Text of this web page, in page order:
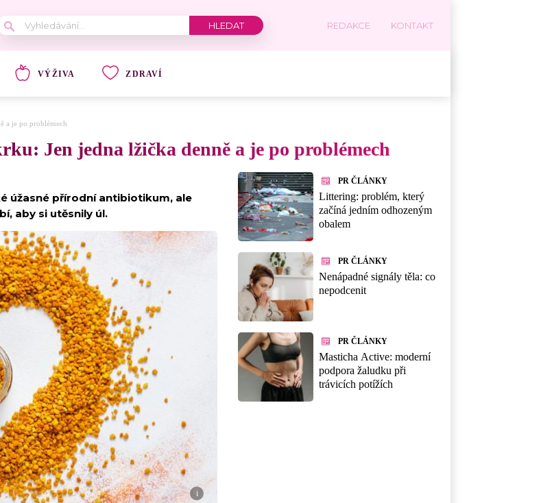
REDAKCE KONTAKT
VÝŽIVA ZDRAVÍ
a je po problémech
Jen jedna lžička denně a je po problémech
úžasné přírodní antibiotikum, ale
aby si utěsnily úl.
i
PR ČLÁNKY
Littering: problém, který
začíná jedním odhozeným
obalem
PR ČLÁNKY
Nenápadné signály těla: co
nepodcenit
PR ČLÁNKY
Masticha Active: moderní
podpora žaludku při
trávicích potížích